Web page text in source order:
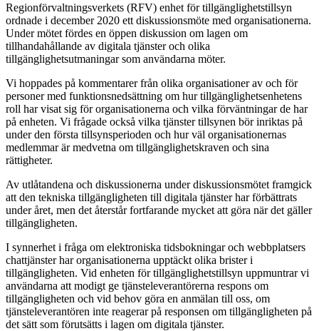
Regionförvaltningsverkets (RFV) enhet för tillgänglighetstillsyn
ordnade i december 2020 ett diskussionsmöte med organisationerna.
Under mötet fördes en öppen diskussion om lagen om
tillhandahållande av digitala tjänster och olika
tillgänglighetsutmaningar som användarna möter.
Vi hoppades på kommentarer från olika organisationer av och för
personer med funktionsnedsättning om hur tillgänglighetsenhetens
roll har visat sig för organisationerna och vilka förväntningar de har
på enheten. Vi frågade också vilka tjänster tillsynen bör inriktas på
under den första tillsynsperioden och hur väl organisationernas
medlemmar är medvetna om tillgänglighetskraven och sina
rättigheter.
Av utlåtandena och diskussionerna under diskussionsmötet framgick
att den tekniska tillgängligheten till digitala tjänster har förbättrats
under året, men det återstår fortfarande mycket att göra när det gäller
tillgängligheten.
I synnerhet i fråga om elektroniska tidsbokningar och webbplatsers
chattjänster har organisationerna upptäckt olika brister i
tillgängligheten. Vid enheten för tillgänglighetstillsyn uppmuntrar vi
användarna att modigt ge tjänsteleverantörerna respons om
tillgängligheten och vid behov göra en anmälan till oss, om
tjänsteleverantören inte reagerar på responsen om tillgängligheten på
det sätt som förutsätts i lagen om digitala tjänster.